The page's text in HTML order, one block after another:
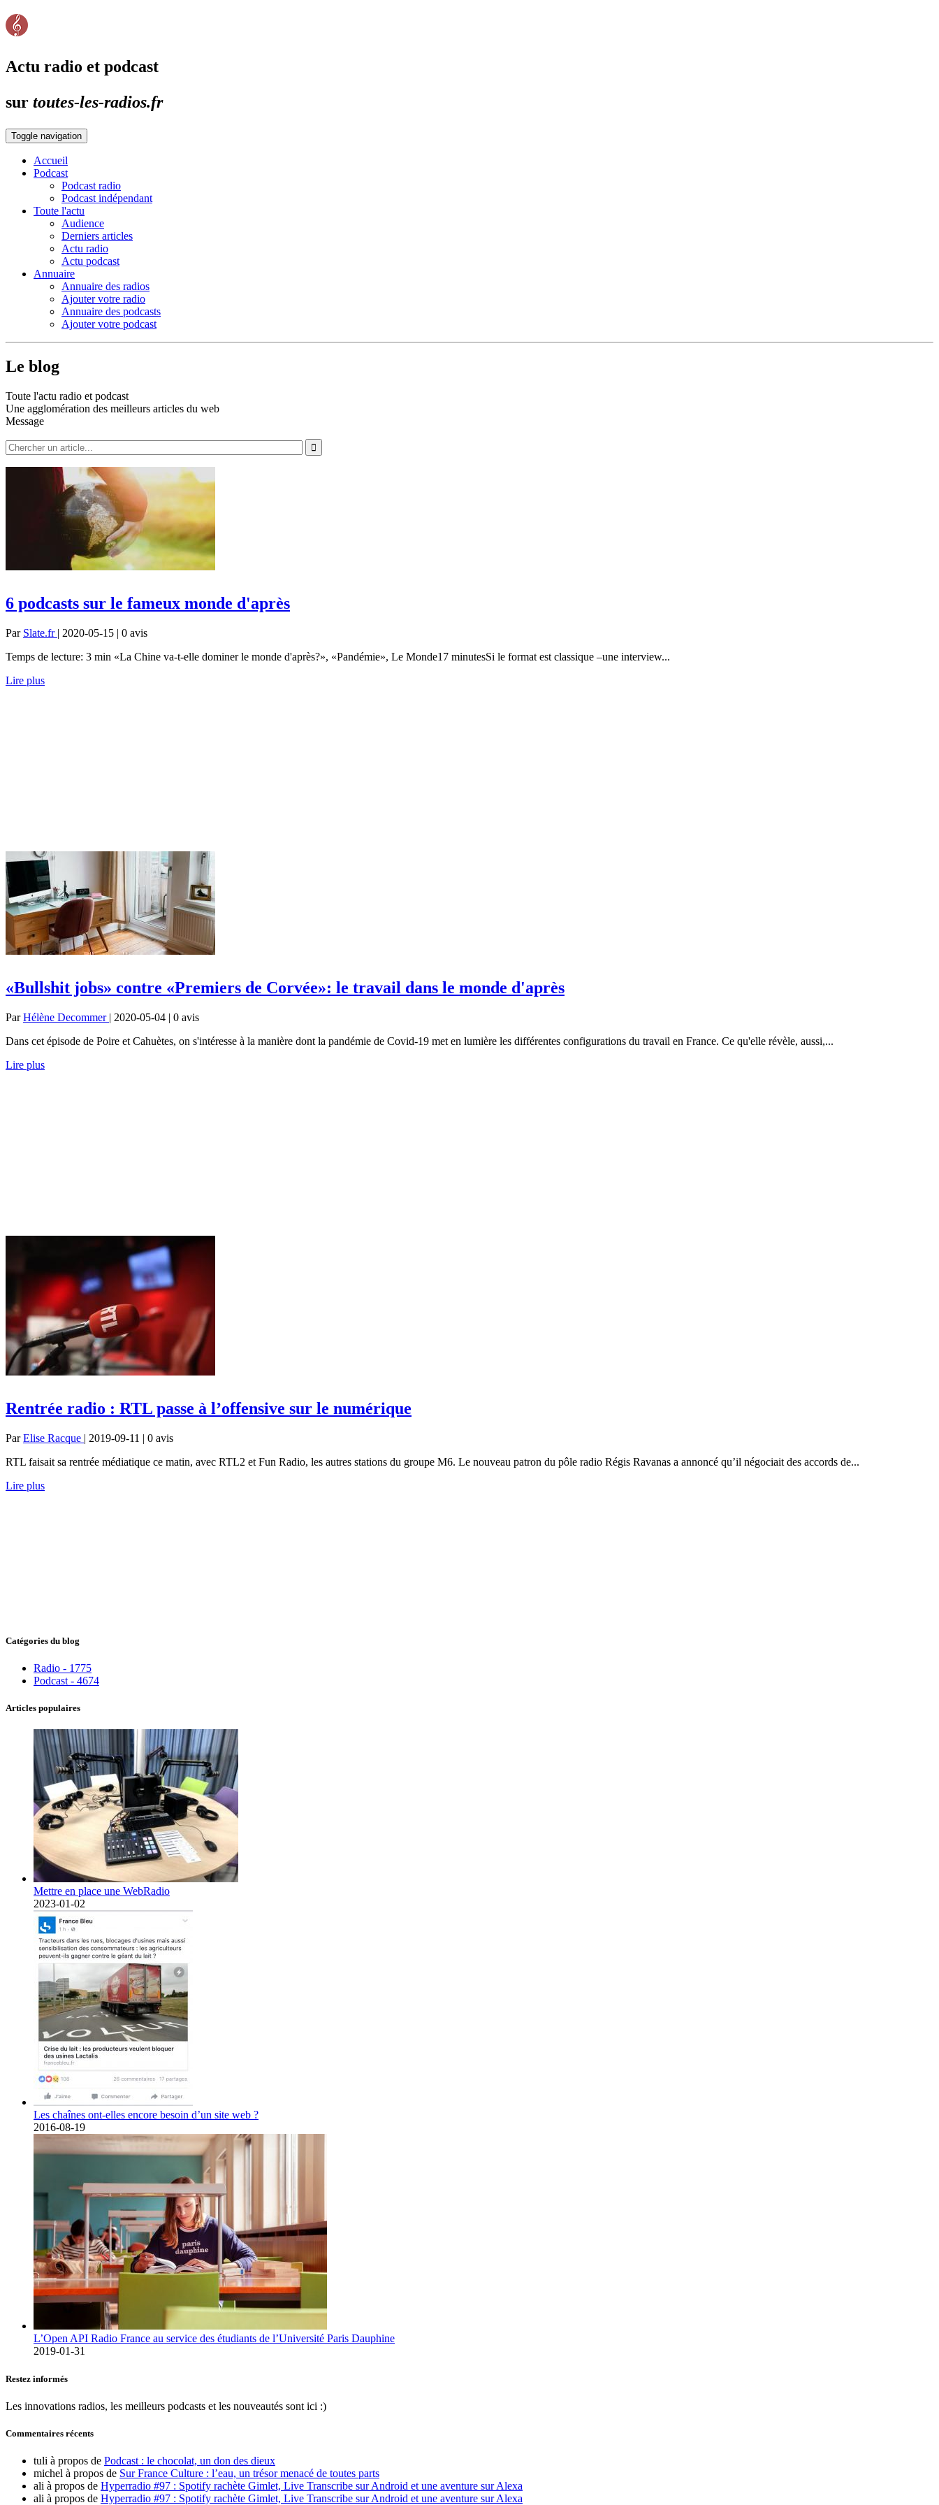
Actu radio et podcast
sur toutes-les-radios.fr
Toggle navigation
Accueil
Podcast
Podcast radio
Podcast indépendant
Toute l'actu
Audience
Derniers articles
Actu radio
Actu podcast
Annuaire
Annuaire des radios
Ajouter votre radio
Annuaire des podcasts
Ajouter votre podcast
Le blog
Toute l'actu radio et podcast
Une agglomération des meilleurs articles du web
Message
6 podcasts sur le fameux monde d'après
Par Slate.fr | 2020-05-15 | 0 avis
Temps de lecture: 3 min «La Chine va-t-elle dominer le monde d'après?», «Pandémie», Le Monde17 minutesSi le format est classique –une interview...
Lire plus
«Bullshit jobs» contre «Premiers de Corvée»: le travail dans le monde d'après
ParHélène Decommer | 2020-05-04 | 0 avis
Dans cet épisode de Poire et Cahuètes, on s'intéresse à la manière dont la pandémie de Covid-19 met en lumière les différentes configurations du travail en France. Ce qu'elle révèle, aussi,...
Lire plus
Rentrée radio : RTL passe à l’offensive sur le numérique
ParElise Racque | 2019-09-11 | 0 avis
RTL faisait sa rentrée médiatique ce matin, avec RTL2 et Fun Radio, les autres stations du groupe M6. Le nouveau patron du pôle radio Régis Ravanas a annoncé qu’il négociait des accords de...
Lire plus
Catégories du blog
Radio - 1775
Podcast - 4674
Articles populaires
Mettre en place une WebRadio
2023-01-02
Les chaînes ont-elles encore besoin d’un site web ?
2016-08-19
L’Open API Radio France au service des étudiants de l’Université Paris Dauphine
2019-01-31
Restez informés
Les innovations radios, les meilleurs podcasts et les nouveautés sont ici :)
Commentaires récents
tuli à propos de Podcast : le chocolat, un don des dieux
michel à propos de Sur France Culture : l’eau, un trésor menacé de toutes parts
ali à propos de Hyperradio #97 : Spotify rachète Gimlet, Live Transcribe sur Android et une aventure sur Alexa
ali à propos de Hyperradio #97 : Spotify rachète Gimlet, Live Transcribe sur Android et une aventure sur Alexa